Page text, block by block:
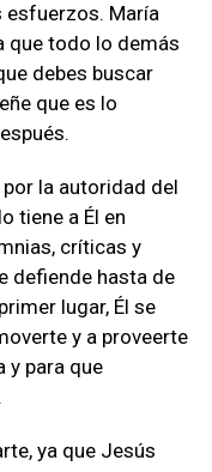
esfuerzos. María
que todo lo demás
debes buscar
que es lo
la autoridad del
tiene a Él en
críticas y
defiende hasta de
lugar, Él se
y a proveerte
y para que
ya que Jesús